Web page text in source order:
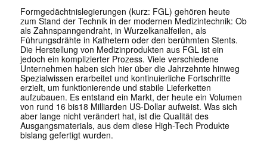
Formgedächtnislegierungen (kurz: FGL) gehören heute
zum Stand der Technik in der modernen Medizintechnik: Ob
als Zahnspanngendraht, in Wurzelkanalfeilen, als
Führungsdrähte in Kathetern oder den berühmten Stents.
Die Herstellung von Medizinprodukten aus FGL ist ein
jedoch ein komplizierter Prozess. Viele verschiedene
Unternehmen haben sich hier über die Jahrzehnte hinweg
Spezialwissen erarbeitet und kontinuierliche Fortschritte
erzielt, um funktionierende und stabile Lieferketten
aufzubauen. Es entstand ein Markt, der heute ein Volumen
von rund 16 bis18 Milliarden US-Dollar aufweist. Was sich
aber lange nicht verändert hat, ist die Qualität des
Ausgangsmaterials, aus dem diese High-Tech Produkte
bislang gefertigt wurden.